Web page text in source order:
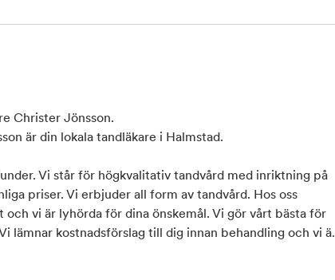
Christer Jönsson.
är din lokala tandläkare i Halmstad.
Vi står för högkvalitativ tandvård med inriktning på
priser. Vi erbjuder all form av tandvård. Hos oss
vi är lyhörda för dina önskemål. Vi gör vårt bästa för
lämnar kostnadsförslag till dig innan behandling och vi är